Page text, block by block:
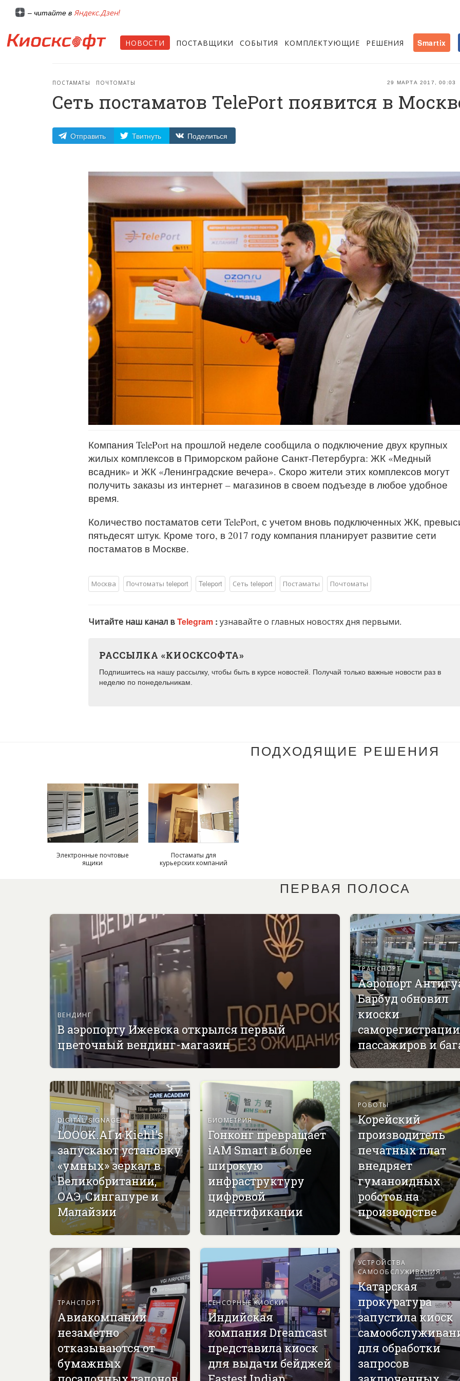
– читайте в Яндекс.Дзен!
НОВОСТИ ПОСТАВЩИКИ СОБЫТИЯ КОМПЛЕКТУЮЩИЕ РЕШЕНИЯ Smartix
29 МАРТА 2017, 00:03
ПОСТАМАТЫ ПОЧТОМАТЫ
Сеть постаматов TelePort появится в
Отправить Твитнуть Поделиться
Компания TelePort на прошлой неделе сообщила о подключение двух крупных
жилых комплексов в Приморском районе Санкт-Петербурга: ЖК «Медный
всадник» и ЖК «Ленинградские вечера». Скоро жители этих комплексов могут
получить заказы из интернет – магазинов в своем подъезде в любое удобное
время.
Количество постаматов сети TelePort, с учетом вновь подключенных ЖК,
пятьдесят штук. Кроме того, в 2017 году компания планирует развитие сети
постаматов в Москве.
Москва Почтоматы teleport Teleport Сеть teleport Постаматы Почтоматы
Читайте наш канал вTelegram : узнавайте о главных новостях дня первыми.
РАССЫЛКА «КИОСКСОФТА»
Подпишитесь на нашу рассылку, чтобы быть в курсе новостей. Получай только важные новости раз в
неделю по понедельникам.
ПОДХОДЯЩИЕ РЕШЕНИЯ
Электронные почтовые
ящики
Постаматы для
курьерских компаний
ПЕРВАЯ ПОЛОСА
ВЕНДИНГ
В аэропорту Ижевска открылся первый
цветочный вендинг-магазин
ТРАНСПОРТ
Аэропорт
Барбуд обновил
киоски
саморегистрации
пассажиров и
DIGITAL SIGNAGE
LOOOK.AI и Kiehl's
запускают установку
«умных» зеркал в
Великобритании,
ОАЭ, Сингапуре и
Малайзии
БИОМЕТРИЯ
Гонконг превращает
iAM Smart в более
широкую
инфраструктуру
цифровой
идентификации
РОБОТЫ
Корейский
производитель
печатных плат
внедряет
гуманоидных
роботов на
производстве
ТРАНСПОРТ
Авиакомпании
незаметно
отказываются от
бумажных
СЕНСОРНЫЕ КИОСКИ
Индийская
компания Dreamcast
представила киоск
для выдачи бейджей
УСТРОЙСТВА
САМООБСЛУЖИВАНИЯ
Катарская
прокуратура
запустила киоск
для обработки
запросов